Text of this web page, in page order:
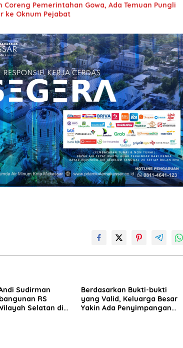
Coreng Pemerintahan Gowa, Ada Temuan Pungli
ke Oknum Pejabat
Sudirman
RS
Selatan di
Berdasarkan Bukti-bukti
yang Valid, Keluarga Besar
Yakin Ada Penyimpangan